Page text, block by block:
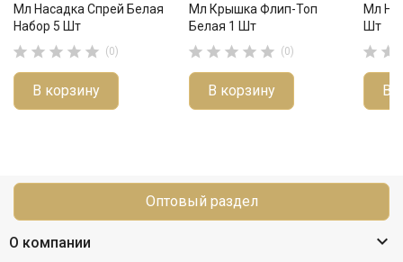
Мл Насадка Спрей Белая
Набор 5 Шт
     (0)
В корзину
Мл Крышка Флип-Топ
Белая 1 Шт
     (0)
В корзину
Мл
Шт
 
В
Оптовый раздел
О компании 